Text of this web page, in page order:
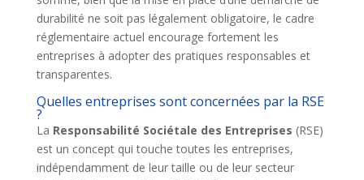
durabilité ne soit pas légalement obligatoire, le cadre
réglementaire actuel encourage fortement les
entreprises à adopter des pratiques responsables et
transparentes.
Quelles entreprises sont concernées par la RSE
?
La Responsabilité Sociétale des Entreprises (RSE)
est un concept qui touche toutes les entreprises,
indépendamment de leur taille ou de leur secteur